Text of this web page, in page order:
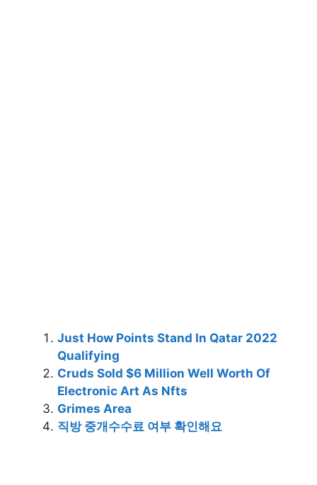
Just How Points Stand In Qatar 2022
Qualifying
Cruds Sold $6 Million Well Worth Of
Electronic Art As Nfts
Grimes Area
직방 중개수수료 여부 확인해요